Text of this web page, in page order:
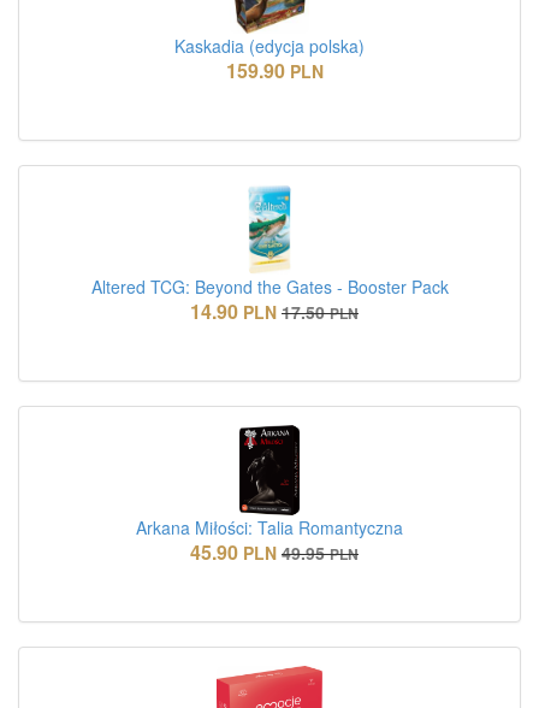
Kaskadia (edycja polska)
159.90 PLN
Altered TCG: Beyond the Gates - Booster Pack
14.90 PLN 17.50 PLN
Arkana Miłości: Talia Romantyczna
45.90 PLN 49.95 PLN